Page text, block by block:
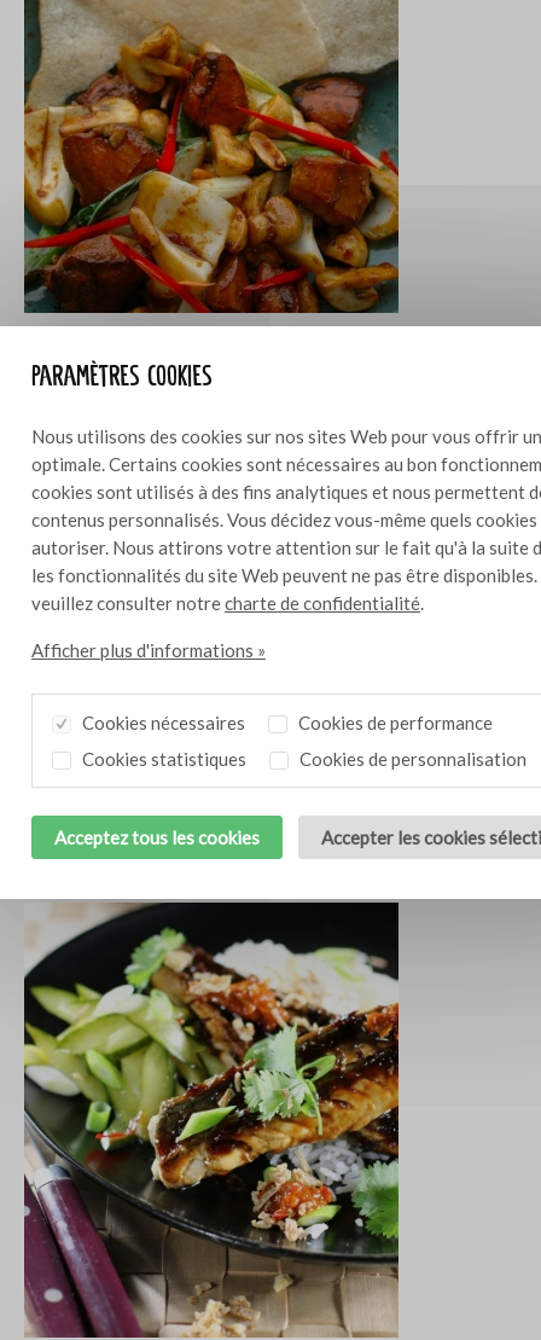
Paramètres cookies
Nous utilisons des cookies sur nos sites Web pour vous offrir
optimale. Certains cookies sont nécessaires au bon
cookies sont utilisés à des fins analytiques et nous permettent
contenus personnalisés. Vous décidez vous-même quels
autoriser. Nous attirons votre attention sur le fait qu'à la suite
les fonctionnalités du site Web peuvent ne pas être
veuillez consulter notrecharte de confidentialité.
Afficher plus d'informations »
Cookies nécessaires
Cookies de performance
Cookies statistiques
Cookies de personnalisation
Acceptez tous les cookies Accepter les cookies
Salade de mangue 10